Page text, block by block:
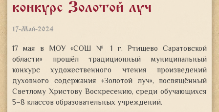
конкурс «Золотой луч»
17-Май-2024
17 мая в МОУ «СОШ № 1 г. Ртищево Саратовской
области» прошёл традиционный муниципальный
конкурс художественного чтения произведений
духовного содержания «Золотой луч», посвящённый
Светлому Христову Воскресению, среди обучающихся
5–8 классов образовательных учреждений.